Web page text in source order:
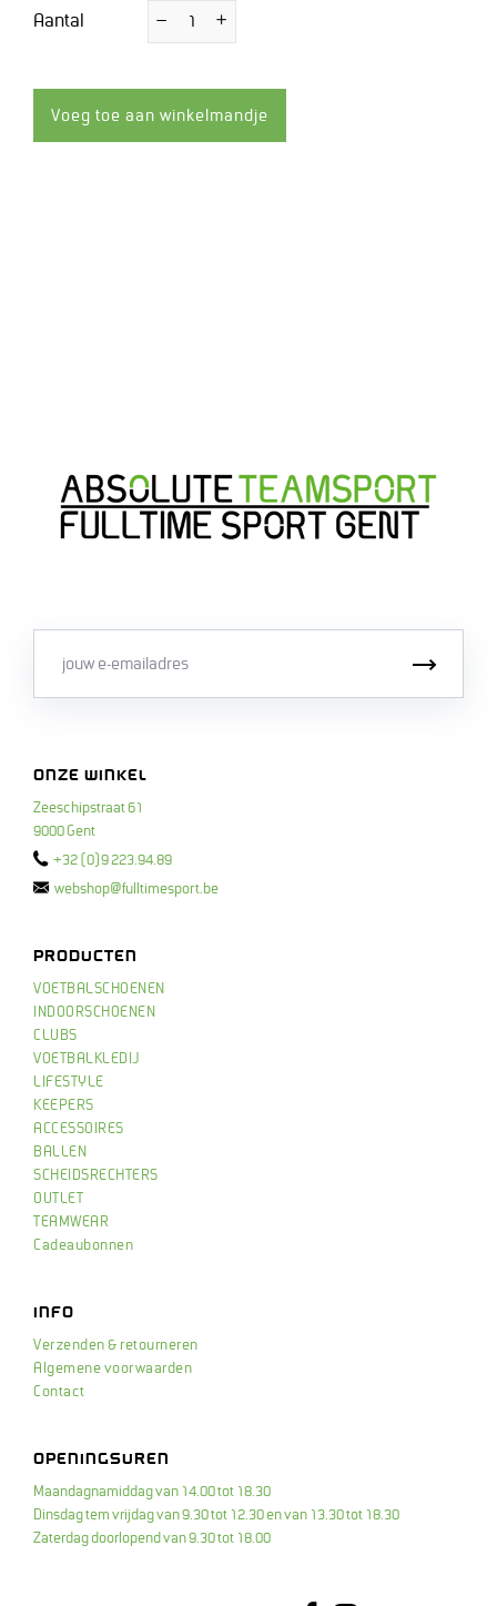
Aantal
met
met
Voeg toe aan winkelmandje
ONZE WINKEL
Zeeschipstraat 61
9000 Gent
+32 (0)9 223.94.89
webshop@fulltimesport.be
PRODUCTEN
VOETBALSCHOENEN
INDOORSCHOENEN
CLUBS
VOETBALKLEDIJ
LIFESTYLE
KEEPERS
ACCESSOIRES
BALLEN
SCHEIDSRECHTERS
OUTLET
TEAMWEAR
Cadeaubonnen
INFO
Verzenden & retourneren
Algemene voorwaarden
Contact
OPENINGSUREN
Maandagnamiddag van 14.00 tot 18.30
Dinsdag tem vrijdag van 9.30 tot 12.30 en van 13.30 tot 18.30
Zaterdag doorlopend van 9.30 tot 18.00